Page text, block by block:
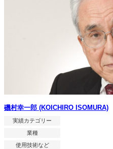
磯村幸一郎 (KOICHIRO ISOMURA)
実績カテゴリー
業種
使用技術など